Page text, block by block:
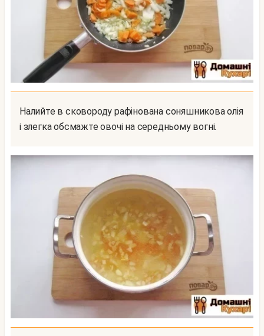
Налийте в сковороду рафінована соняшникова олія
і злегка обсмажте овочі на середньому вогні.